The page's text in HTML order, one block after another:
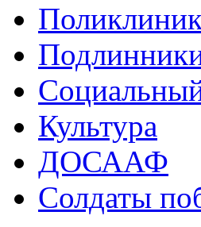
Культура
ДОСААФ
Солдаты